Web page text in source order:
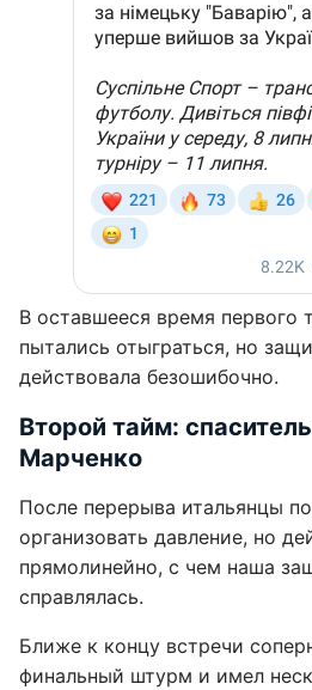
В оставшееся время первого
пытались отыграться, но
действовала безошибочно.
Второй тайм:
Марченко
После перерыва итальянцы
организовать давление, но
прямолинейно, с чем наша
справлялась.
Ближе к концу встречи
финальный штурм и имел